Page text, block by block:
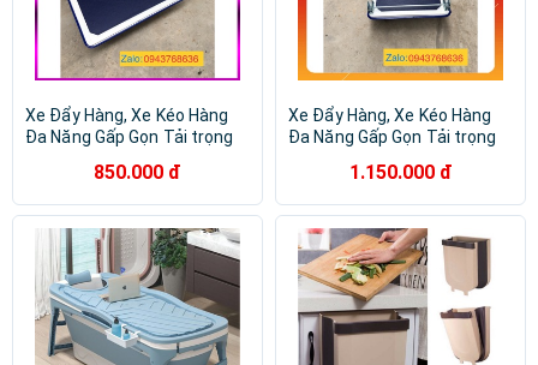
Xe Đẩy Hàng, Xe Kéo Hàng
Đa Năng Gấp Gọn Tải trọng
850.000 đ
Xe Đẩy Hàng, Xe Kéo Hàng
Đa Năng Gấp Gọn Tải trọng
1.150.000 đ